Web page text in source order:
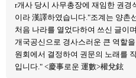
r개사 당시 사무총장에 재임한 권경
이라 漢譯하였습니다."조계는 양촌
처음 나라를 열었다하여 쓰신 글이
개국공신으로 경사스러운 큰 역할
원회에서 결정하여 권문의 노래를
입니다." <慶事로운 運數>權兌鉉